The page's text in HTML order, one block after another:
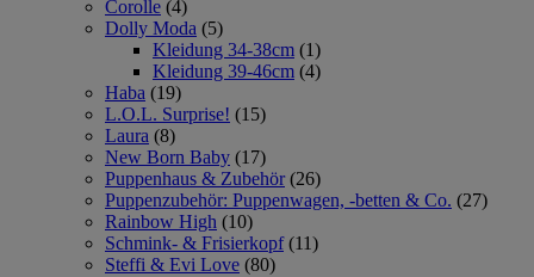
Corolle (4)
Dolly Moda (5)
Kleidung 34-38cm (1)
Kleidung 39-46cm (4)
Haba (19)
L.O.L. Surprise! (15)
Laura (8)
New Born Baby (17)
Puppenhaus & Zubehör (26)
Puppenzubehör: Puppenwagen, -betten & Co. (27)
Rainbow High (10)
Schmink- & Frisierkopf (11)
Steffi & Evi Love (80)